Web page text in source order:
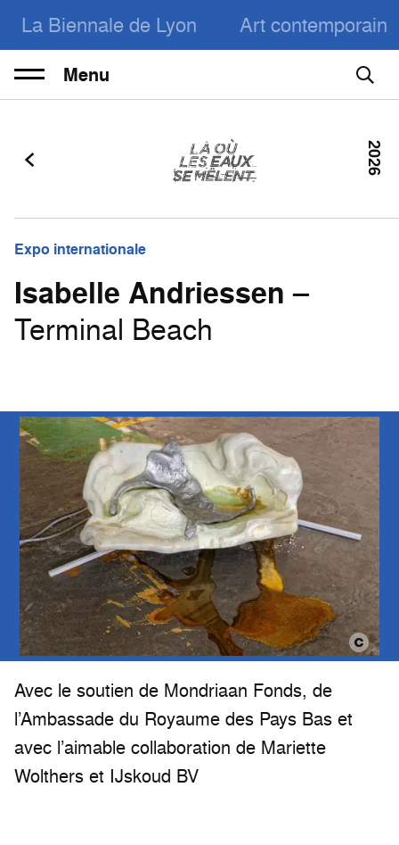
La Biennale de Lyon Art contemporain
Menu
Expo internationale
Isabelle Andriessen –
Terminal Beach
2026
Avec le soutien de Mondriaan Fonds, de
l’Ambassade du Royaume des Pays Bas et
avec l’aimable collaboration de Mariette
Wolthers et IJskoud BV